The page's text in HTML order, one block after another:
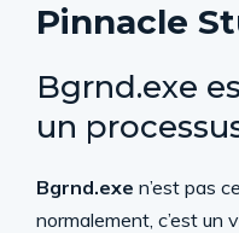
Pinnacle
Bgrnd.exe
un
Bgrnd.exe n’est pas
normalement, c’est un